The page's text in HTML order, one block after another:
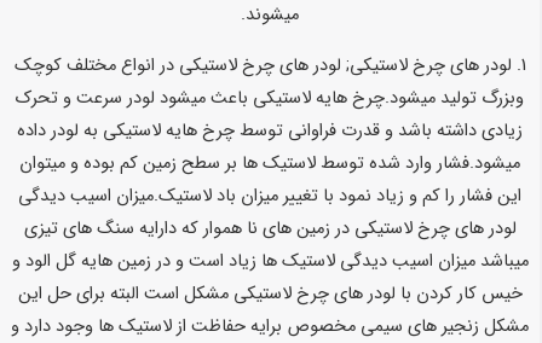
میشوند.
1. لودر های چرخ لاستیکی; لودر های چرخ لاستیکی در انواع مختلف کوچک
وبزرگ تولید میشود.چرخ هایه لاستیکی باعث میشود لودر سرعت و تحرک
زیادی داشته باشد و قدرت فراوانی توسط چرخ هایه لاستیکی به لودر داده
میشود.فشار وارد شده توسط لاستیک ها بر سطح زمین کم بوده و میتوان
این فشار را کم و زیاد نمود با تغییر میزان باد لاستیک.میزان اسیب دیدگی
لودر های چرخ لاستیکی در زمین های نا هموار که دارایه سنگ های تیزی
میباشد میزان اسیب دیدگی لاستیک ها زیاد است و در زمین هایه گل الود و
خیس کار کردن با لودر های چرخ لاستیکی مشکل است البته برای حل این
مشکل زنجیر های سیمی مخصوص برایه حفاظت از لاستیک ها وجود دارد و